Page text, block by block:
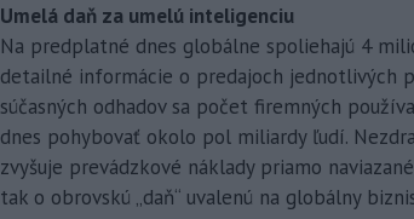
Umelá daň za umelú inteligenciu
Na predplatné dnes globálne spoliehajú 4
detailné informácie o predajoch jednotlivých
súčasných odhadov sa počet firemných
dnes pohybovať okolo pol miliardy ľudí.
zvyšuje prevádzkové náklady priamo
tak o obrovskú „daň“ uvalenú na globálny